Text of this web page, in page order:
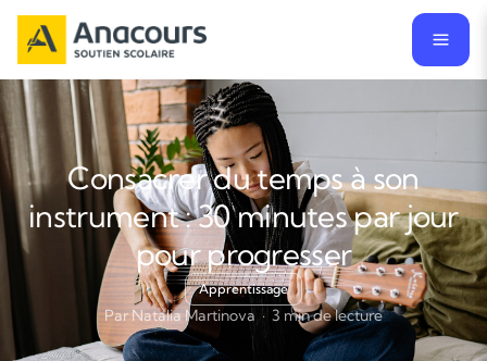
Consacrer du temps à son
instrument : 30 minutes par jour
pour progresser
Apprentissage
Par Natalia Martinova · 3 min de lecture